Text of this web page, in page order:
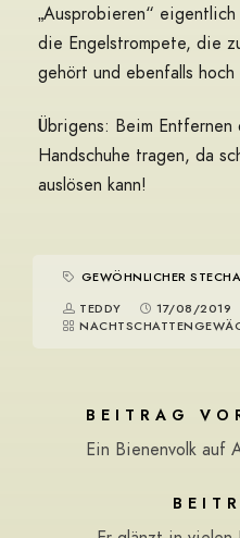
„Ausprobieren“
die Engelstrompete, die
gehört und ebenfalls
Übrigens: Beim Entfernen
Handschuhe tragen, da
auslösen kann!
GEWÖHNLICHER
TEDDY
17/08/2019
BEITRAG
Ein Bienenvolk auf